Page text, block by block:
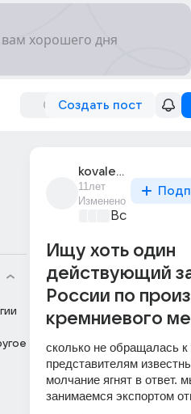
Создать пост
kovaleva_olga_107
11лет
Изменено
Все про
Ищу хоть один
действующий
России по
кремниевого
сколько не обращалась к
представителям
молчание ягнят в ответ.
занимаемся экспортом